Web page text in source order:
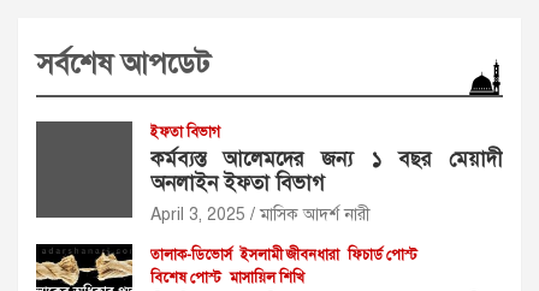
সর্বশেষ আপডেট
ইফতা বিভাগ
কর্মব্যস্ত আলেমদের জন্য ১ বছর মেয়াদী
অনলাইন ইফতা বিভাগ
April 3, 2025 মাসিক আদর্শ নারী
তালাক-ডিভোর্স ইসলামী জীবনধারা ফিচার্ড পোস্ট
বিশেষ পোস্ট মাসায়িল শিখি